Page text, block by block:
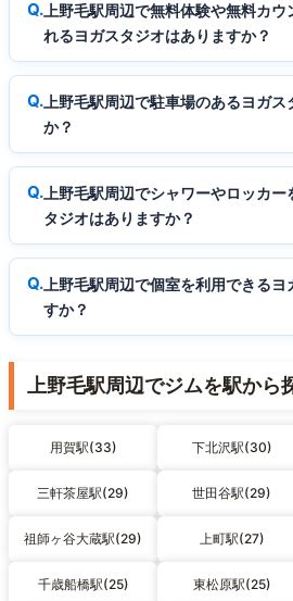
上野毛駅周辺で無料体験や無料カ
れるヨガスタジオはありますか？
上野毛駅周辺で駐車場のあるヨガ
か？
上野毛駅周辺でシャワーやロッカ
タジオはありますか？
上野毛駅周辺で個室を利用できる
すか？
上野毛駅周辺でジムを駅から
用賀駅(33) 下北沢駅(30)
三軒茶屋駅(29) 世田谷駅(29)
祖師ヶ谷大蔵駅(29) 上町駅(27)
千歳船橋駅(25) 東松原駅(25)